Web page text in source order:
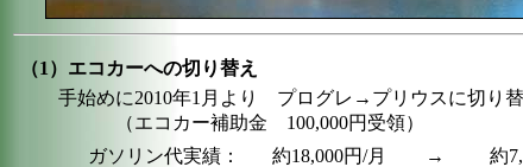
（1）エコカーへの切り替え
手始めに2010年1月より プログレ→プリウスに切り替
（エコカー補助金 100,000円受領）
ガソリン代実績：
約18,000円/月 → 約